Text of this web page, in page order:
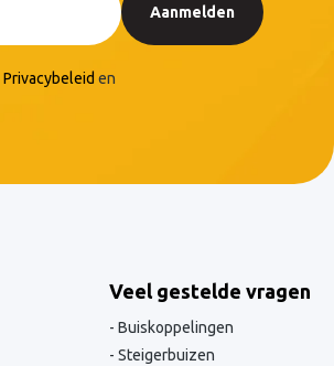
Aanmelden
Privacybeleid en
Veel gestelde vragen
Buiskoppelingen
Steigerbuizen